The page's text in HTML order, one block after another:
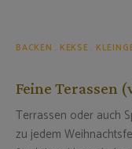
BACKEN KEKSE
Feine Terassen
Terrassen oder auch
zu jedem